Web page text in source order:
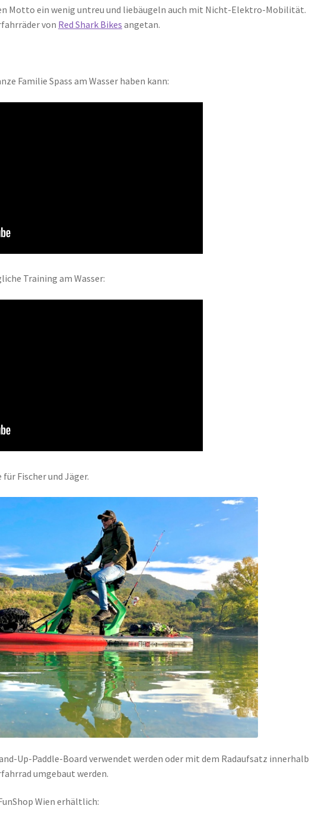
Motto ein wenig untreu und liebäugeln auch mit Nicht-Elektro-Mobilität.
von Red Shark Bikes angetan.
Familie Spass am Wasser haben kann:
Training am Wasser:
für Fischer und Jäger.
Up-Paddle-Board verwendet werden oder mit dem Radaufsatz innerhalb
umgebaut werden.
Wien erhältlich: